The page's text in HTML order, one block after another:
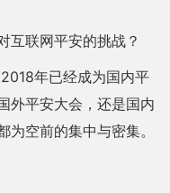
互联网平安的挑战？
年已经成为国内平
外平安大会，还是国内
空前的集中与密集。